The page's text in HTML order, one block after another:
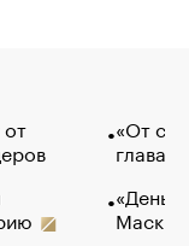
«От
глава
Маск в